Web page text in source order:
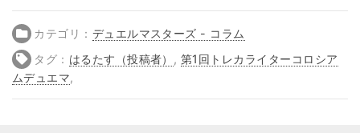
カテゴリ： デュエルマスターズ - コラム
タグ： はるたす（投稿者） , 第1回トレカライターコロシア
ムデュエマ,